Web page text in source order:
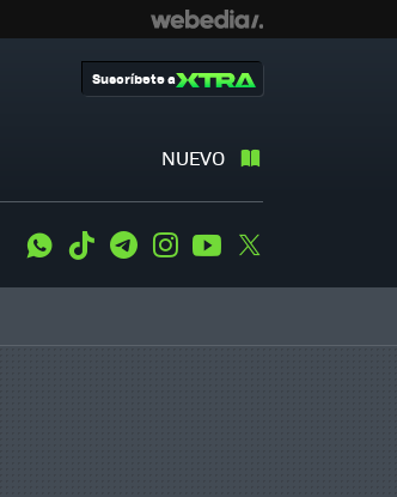
NUEVO
Suscríbete a
WhatsApp
Tiktok TelegramInstagramYoutube